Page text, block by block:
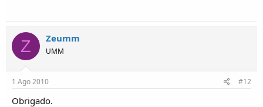
Z Zeumm
UMM
1 Ago 2010 #12
Obrigado.